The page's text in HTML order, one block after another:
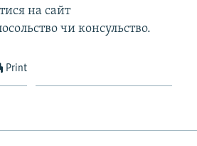
на сайт
чи консульство.
Print